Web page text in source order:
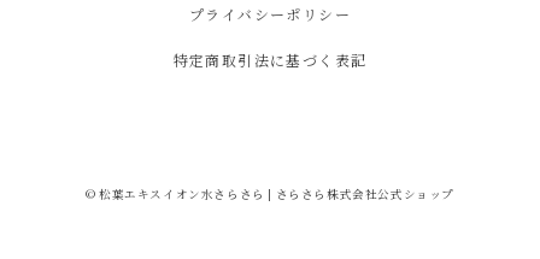
プライバシーポリシー
特定商取引法に基づく表記
© 松葉エキスイオン水さらさら | さらさら株式会社公式ショップ